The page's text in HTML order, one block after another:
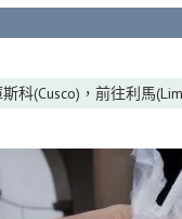
科(Cusco)，前往利馬